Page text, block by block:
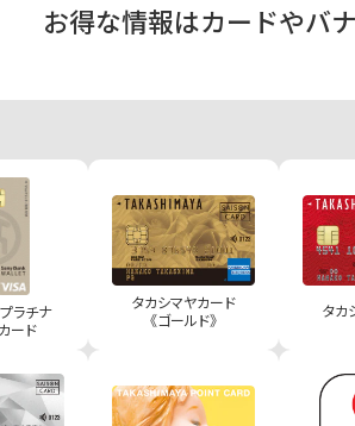
お得な情報はカードやバ
ラチナ
ード
タカシマヤカード
《ゴールド》
タカ